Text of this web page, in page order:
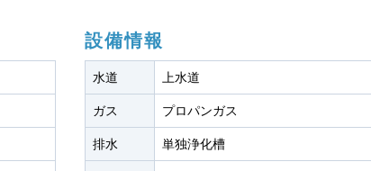
設備情報
水道
上水道
ガス
プロパンガス
排水
単独浄化槽